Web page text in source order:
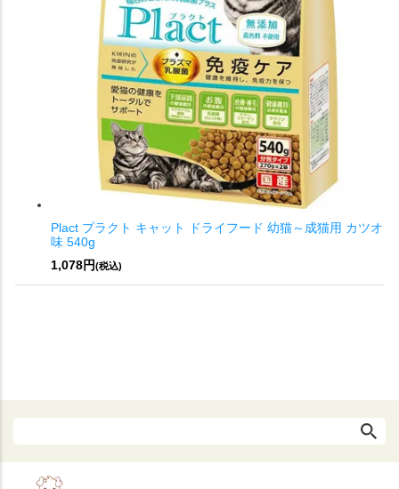
Plact プラクト キャット ドライフード 幼猫～成猫用 カツオ
味 540g
1,078円(税込)